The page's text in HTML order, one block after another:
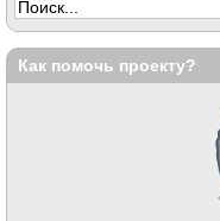
Как помочь проекту?